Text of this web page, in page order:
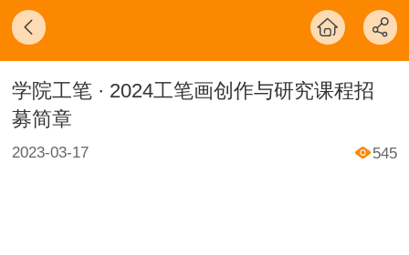
学院工笔 · 2024工笔画创作与研究课程招
募简章
2023-03-17 545